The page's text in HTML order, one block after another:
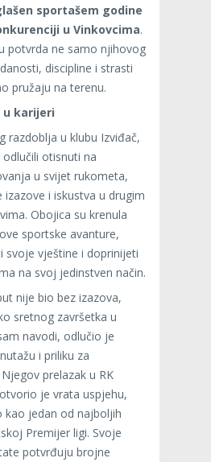
sportašem godine
u Vinkovcima.
potvrda ne samo njihovog
discipline i strasti
pružaju na terenu.
u karijeri
razdoblja u klubu Izviđač,
odlučili otisnuti na
u svijet rukometa,
izazove i iskustva u drugim
Obojica su krenula
sportske avanture,
svoje vještine i doprinijeti
na svoj jedinstven način.
nije bio bez izazova,
sretnog završetka u
navodi, odlučio je
i priliku za
prelazak u RK
je vrata uspjehu,
kao jedan od najboljih
Premijer ligi. Svoje
potvrđuju brojne